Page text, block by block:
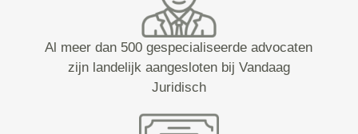
Al meer dan 500 gespecialiseerde advocaten
zijn landelijk aangesloten bij Vandaag
Juridisch